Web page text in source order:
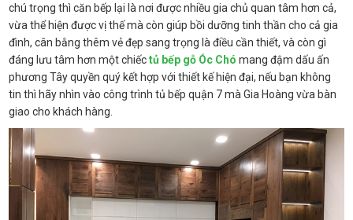
chú trọng thì căn bếp lại là nơi được nhiều gia chủ quan tâm hơn cả,
vừa thể hiện được vị thế mà còn giúp bồi dưỡng tinh thần cho cả gia
đình, cân bằng thêm vẻ đẹp sang trọng là điều cần thiết, và còn gì
đáng lưu tâm hơn một chiếctủ bếp gỗ Óc Chó mang đậm dấu ấn
phương Tây quyền quý kết hợp với thiết kế hiện đại, nếu bạn không
tin thì hãy nhìn vào công trình tủ bếp quận 7 mà Gia Hoàng vừa bàn
giao cho khách hàng.